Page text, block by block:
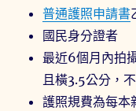
普通護照申請書
國民身分證者
最近6個月內拍
且橫3.5公分，
護照規費為每本